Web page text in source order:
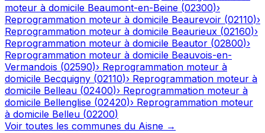
moteur à domicile Beaumont-en-Beine (02300)›
Reprogrammation moteur à domicile Beaurevoir (02110)›
Reprogrammation moteur à domicile Beaurieux (02160)›
Reprogrammation moteur à domicile Beautor (02800)›
Reprogrammation moteur à domicile Beauvois-en-
Vermandois (02590)› Reprogrammation moteur à
domicile Becquigny (02110)› Reprogrammation moteur à
domicile Belleau (02400)› Reprogrammation moteur à
domicile Bellenglise (02420)› Reprogrammation moteur
à domicile Belleu (02200)
Voir toutes les communes du Aisne →